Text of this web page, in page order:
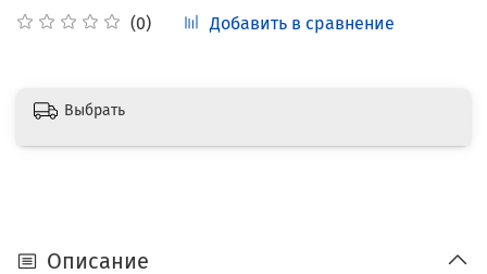
(0) Добавить в сравнение
Выбрать
Описание